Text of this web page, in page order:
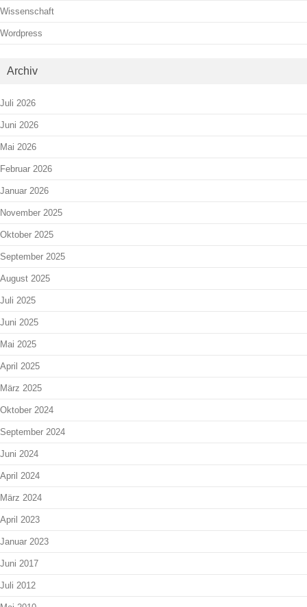
Wissenschaft
Wordpress
Archiv
Juli 2026
Juni 2026
Mai 2026
Februar 2026
Januar 2026
November 2025
Oktober 2025
September 2025
August 2025
Juli 2025
Juni 2025
Mai 2025
April 2025
März 2025
Oktober 2024
September 2024
Juni 2024
April 2024
März 2024
April 2023
Januar 2023
Juni 2017
Juli 2012